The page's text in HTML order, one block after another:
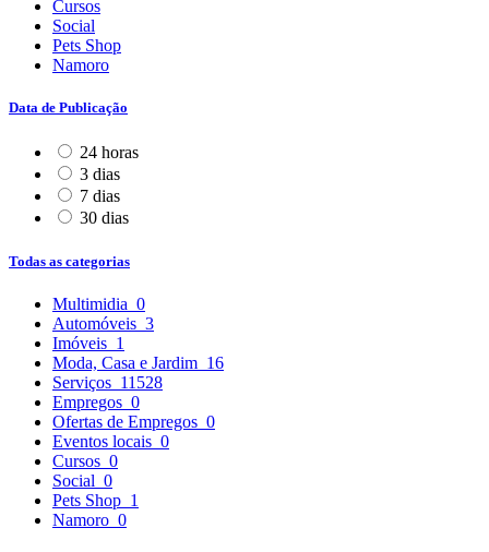
Cursos
Social
Pets Shop
Namoro
Data de Publicação
24 horas
3 dias
7 dias
30 dias
Todas as categorias
Multimidia 0
Automóveis 3
Imóveis 1
Moda, Casa e Jardim 16
Serviços 11528
Empregos 0
Ofertas de Empregos 0
Eventos locais 0
Cursos 0
Social 0
Pets Shop 1
Namoro 0